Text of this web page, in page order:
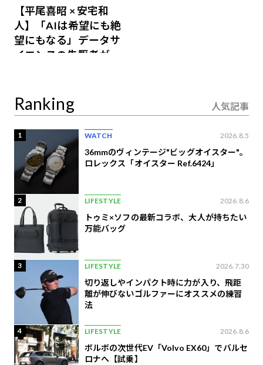
【平尾喜昭 × 安宅和
人】「AIは希望にも絶
望にもなる」データサ
イエンスの先駆者が語
Ranking 人気記事
1 WATCH 2026.8.5
36mmのヴィンテージ"ビッグオイスター"。
ロレックス「オイスター Ref.6424」
2 LIFESTYLE 2026.8.6
トゥミ×ソフの最新コラボ、大人が持ちたい
万能バッグ
3 LIFESTYLE 2026.7.30
切り返しやインパクト時に力が入り、飛距
離が伸びないゴルファーにオススメの練習
法
4 LIFESTYLE 2026.8.6
ボルボの次世代EV「Volvo EX60」でバルセ
ロナへ【試乗】